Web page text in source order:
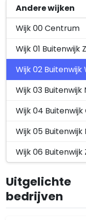
Zaak Z2025-
een nieuw
Omgevingsve…
Antoon van
26 september 2025
Zaak Z2025-
de gevel invulling
Beslisterm…
24 september 2025
Keurmeestersdreef
23 september 2025
Prestantstraat 40,
Besluit
Pottenberg
Andere wijken
Wijk 00 Centrum
Wijk 01 Buitenwijk
Wijk 02 Buitenwijk
Wijk 03
Wijk 04 Buitenwijk
Wijk 05
Wijk 06 Buitenwijk
Uitgelichte
bedrijven